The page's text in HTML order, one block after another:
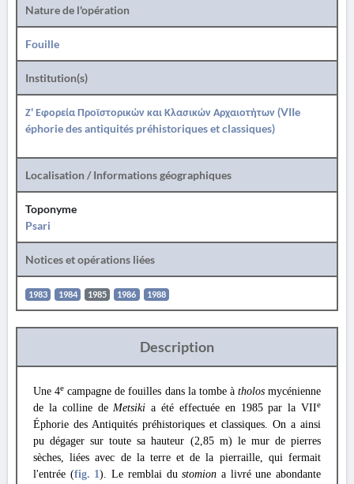
Nature de l'opération
Fouille
Institution(s)
Ζ' Εφορεία Προϊστορικών και Κλασικών Αρχαιοτήτων (VIIe
éphorie des antiquités préhistoriques et classiques)
Localisation / Informations géographiques
Toponyme
Psari
Notices et opérations liées
1983 1984 1985 1986 1988
Description
Une 4e campagne de fouilles dans la tombe à tholosmycénienne
de la colline deMetsikia été effectuée en 1985 par la VIIe
Éphorie des Antiquités préhistoriques et classiques. On a ainsi
pu dégager sur toute sa hauteur (2,85 m) le mur de pierres
sèches, liées avec de la terre et de la pierraille, qui fermait
l'entrée (fig. 1). Le remblai dustomion a livré une abondante